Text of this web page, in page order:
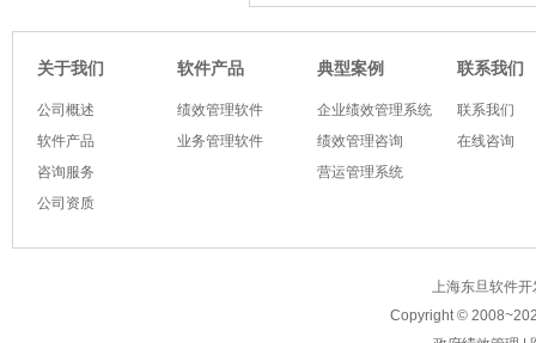
关于我们
公司概述
软件产品
咨询服务
公司资质
软件产品
绩效管理软件
业务管理软件
典型案例
企业绩效管理系统
绩效管理咨询
营运管理系统
联系我们
联系我们
在线咨询
上海东旦软件
Copyright © 2008~